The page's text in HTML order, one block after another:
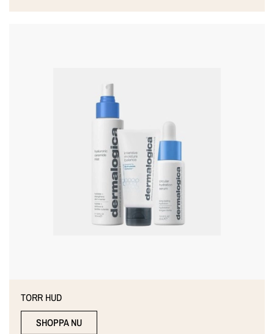
TORR HUD
SHOPPA NU